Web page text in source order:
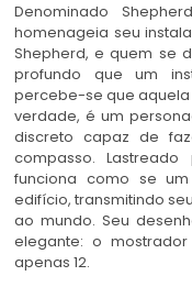
Denominado
homenageia seu
Shepherd, e quem se
profundo que um
percebe-se que aquela
verdade, é um
discreto capaz de
compasso.
funciona como se
edifício, transmitindo
ao mundo. Seu
elegante: o
apenas 12.